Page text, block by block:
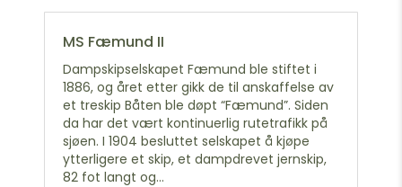
MS Fæmund II
Dampskipselskapet Fæmund ble stiftet i
1886, og året etter gikk de til anskaffelse av
et treskip Båten ble døpt “Fæmund”. Siden
da har det vært kontinuerlig rutetrafikk på
sjøen. I 1904 besluttet selskapet å kjøpe
ytterligere et skip, et dampdrevet jernskip,
82 fot langt og...